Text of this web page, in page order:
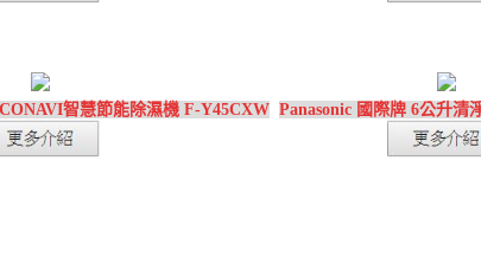
智慧節能除濕機 F-Y45CXW Panasonic 國際牌 6公升清